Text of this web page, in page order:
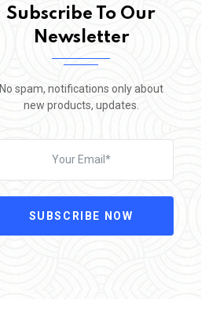
Subscribe To Our
Newsletter
No spam, notifications only about
new products, updates.
SUBSCRIBE NOW